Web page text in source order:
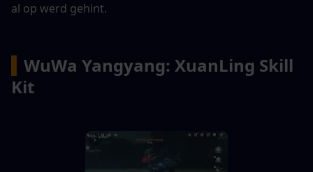
al op werd gehint.
WuWa Yangyang: XuanLing Skill
Kit